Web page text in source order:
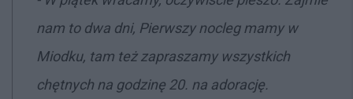
nam to dwa dni, Pierwszy nocleg mamy w
Miodku, tam też zapraszamy wszystkich
chętnych na godzinę 20. na adorację.